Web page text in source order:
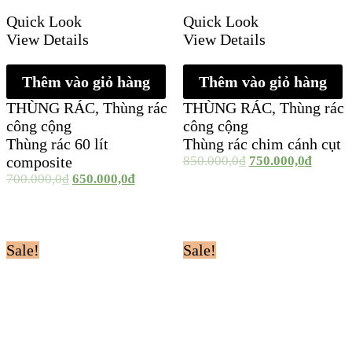
Quick Look
View Details
Thêm vào giỏ hàng
THÙNG RÁC, Thùng rác
công cộng
Thùng rác 60 lít
composite
700.000,0₫ 650.000,0₫
Quick Look
View Details
Thêm vào giỏ hàng
THÙNG RÁC, Thùng rác
công cộng
Thùng rác chim cánh cụt
850.000,0₫ 750.000,0₫
Sale! Sale!